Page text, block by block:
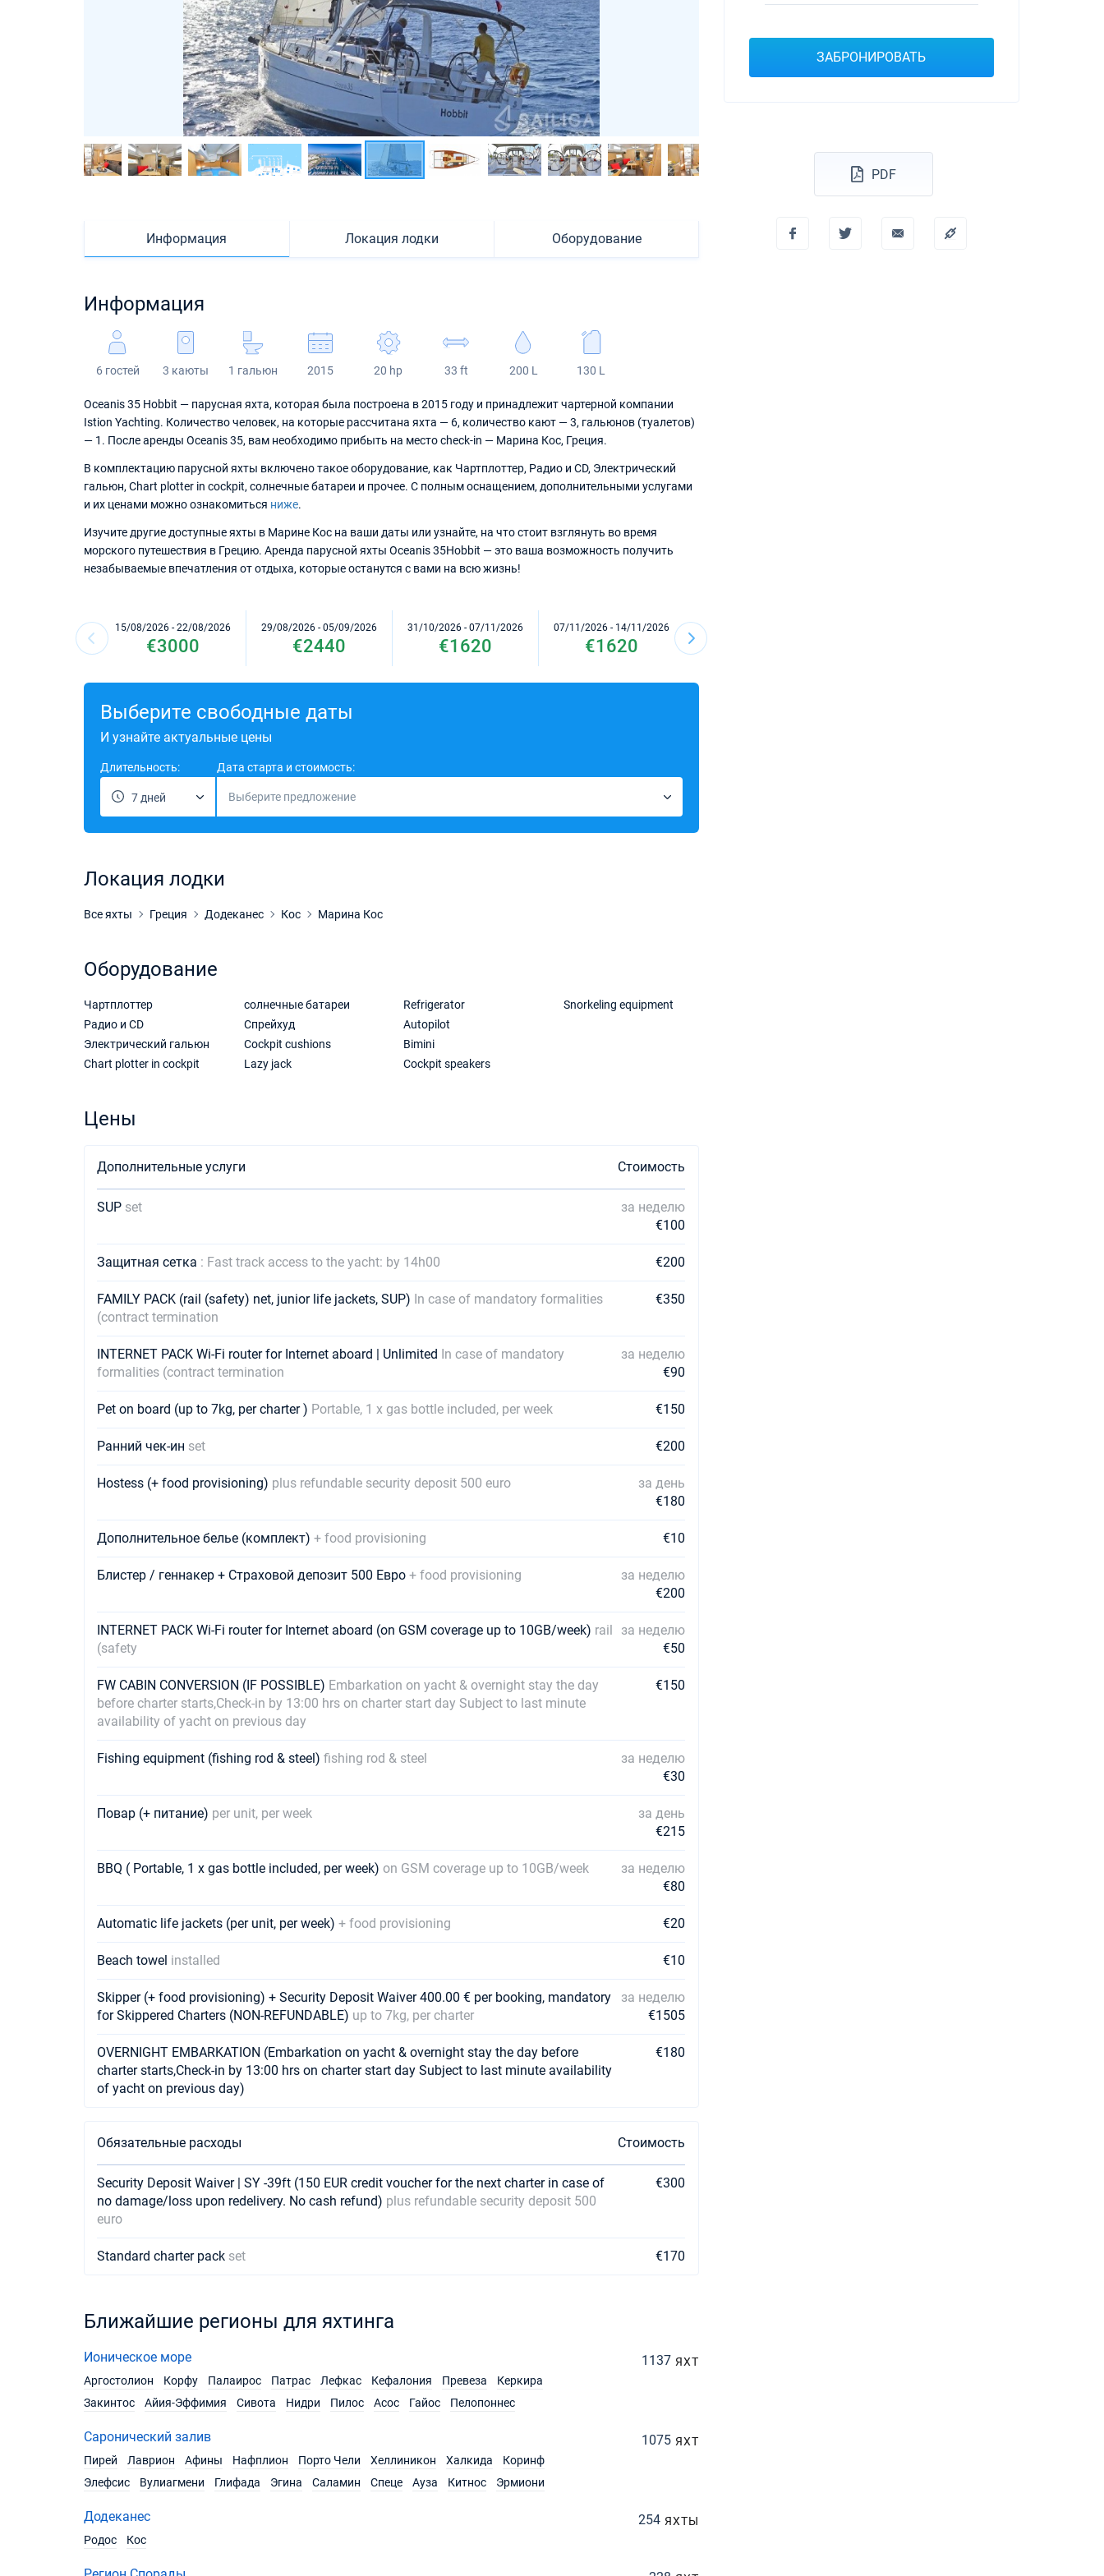
Информация Локация лодки Оборудование
Информация
6 гостей 3 каюты 1 гальюн 2015 20 hp 33 ft 200 L 130 L
Oceanis 35 Hobbit — парусная яхта, которая была построена в 2015 году и принадлежит чартерной компании
Istion Yachting. Количество человек, на которые рассчитана яхта — 6, количество кают — 3, гальюнов (туалетов)
— 1. После аренды Oceanis 35, вам необходимо прибыть на место check-in — Марина Кос, Греция.
В комплектацию парусной яхты включено такое оборудование, как Чартплоттер, Радио и CD, Электрический
гальюн, Chart plotter in cockpit, солнечные батареи и прочее. С полным оснащением, дополнительными услугами
и их ценами можно ознакомиться ниже.
Изучите другие доступные яхты в Марине Кос на ваши даты или узнайте, на что стоит взглянуть во время
морского путешествия в Грецию. Аренда парусной яхты Oceanis 35Hobbit — это ваша возможность получить
незабываемые впечатления от отдыха, которые останутся с вами на всю жизнь!
15/08/2026 - 22/08/2026
€3000
29/08/2026 - 05/09/2026
€2440
31/10/2026 - 07/11/2026
€1620
07/11/2026 - 14/11/2026
€1620
14/11/2026 - 21/11/2026
Выберите свободные даты
И узнайте актуальные цены
Длительность:
7 дней
Дата старта и стоимость:
Выберите предложение
Локация лодки
Все яхты Греция Додеканес Кос Марина Кос
Оборудование
Чартплоттер
Радио и CD
Электрический гальюн
Chart plotter in cockpit
солнечные батареи
Спрейхуд
Cockpit cushions
Lazy jack
Refrigerator
Autopilot
Bimini
Cockpit speakers
Snorkeling equipment
Цены
Дополнительные услуги Стоимость
SUP set
за неделю
€100
Защитная сетка : Fast track access to the yacht: by 14h00 €200
FAMILY PACK (rail (safety) net, junior life jackets, SUP) In case of mandatory formalities
(contract termination
€350
INTERNET PACK Wi-Fi router for Internet aboard | Unlimited In case of mandatory
formalities (contract termination
за неделю
€90
Pet on board (up to 7kg, per charter ) Portable, 1 x gas bottle included, per week €150
Ранний чек-ин set €200
Hostess (+ food provisioning) plus refundable security deposit 500 euro
за день
€180
Дополнительное белье (комплект) + food provisioning €10
Блистер / геннакер + Страховой депозит 500 Евро + food provisioning
за неделю
€200
INTERNET PACK Wi-Fi router for Internet aboard (on GSM coverage up to 10GB/week) rail
(safety
за неделю
€50
FW CABIN CONVERSION (IF POSSIBLE) Embarkation on yacht & overnight stay the day
before charter starts,Check-in by 13:00 hrs on charter start day Subject to last minute
availability of yacht on previous day
€150
Fishing equipment (fishing rod & steel) fishing rod & steel
за неделю
€30
Повар (+ питание) per unit, per week
за день
€215
BBQ ( Portable, 1 x gas bottle included, per week) on GSM coverage up to 10GB/week
за неделю
€80
Automatic life jackets (per unit, per week) + food provisioning €20
Beach towel installed €10
Skipper (+ food provisioning) + Security Deposit Waiver 400.00 € per booking, mandatory
for Skippered Charters (NON-REFUNDABLE) up to 7kg, per charter
за неделю
€1505
OVERNIGHT EMBARKATION (Embarkation on yacht & overnight stay the day before
charter starts,Check-in by 13:00 hrs on charter start day Subject to last minute availability
of yacht on previous day)
€180
Обязательные расходы Стоимость
Security Deposit Waiver | SY -39ft (150 EUR credit voucher for the next charter in case of
no damage/loss upon redelivery. No cash refund) plus refundable security deposit 500
euro
€300
Standard charter pack set €170
Ближайшие регионы для яхтинга
Ионическое море 1137 ЯХТ
Аргостолион
Корфу Палаирос Патрас Лефкас Кефалония Превеза
Керкира
Закинтос
Айия-Эффимия Сивота Нидри Пилос Асос Гайос Пелопоннес
Саронический залив 1075 ЯХТ
Пирей
Лаврион Афины Нафплион Порто Чели Хеллиникон Халкида
Коринф
Элефсис
Вулиагмени Глифада Эгина Саламин Спеце Ауза Китнос Эрмиони
Додеканес 254 ЯХТЫ
Родос
Кос
ЗАБРОНИРОВАТЬ
PDF